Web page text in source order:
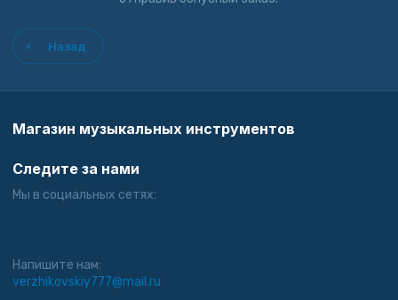
Назад
Магазин музыкальных инструментов
Следите за нами
Мы в социальных сетях:
Напишите нам:
verzhikovskiy777@mail.ru